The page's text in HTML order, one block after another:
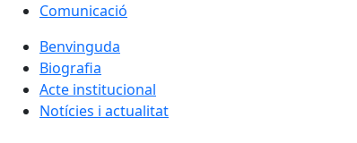
Comunicació
Benvinguda
Biografia
Acte institucional
Notícies i actualitat